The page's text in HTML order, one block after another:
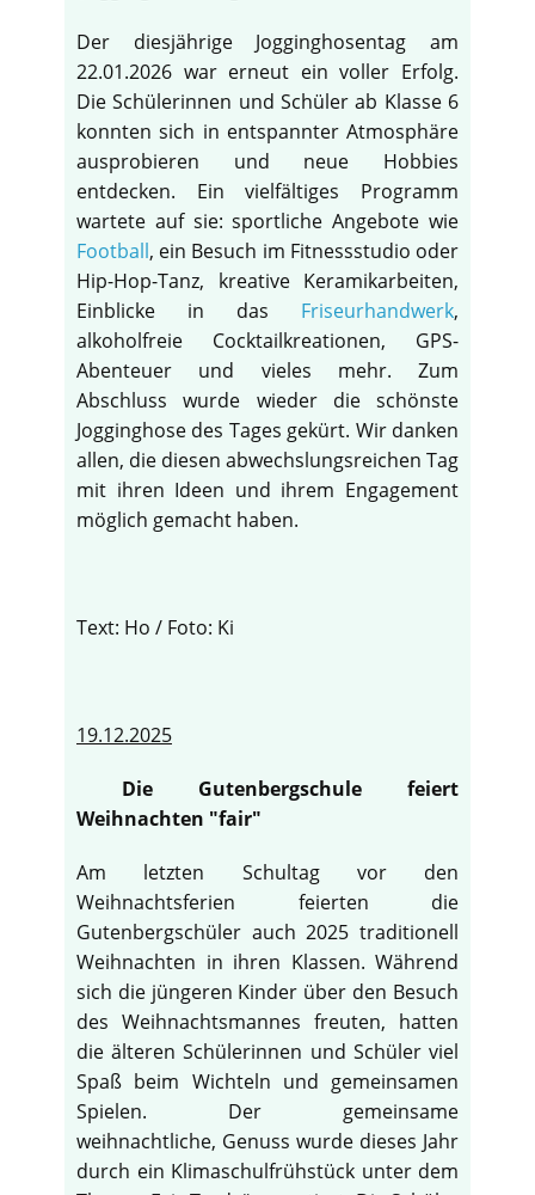
Der diesjährige Jogginghosentag am
22.01.2026 war erneut ein voller Erfolg.
Die Schülerinnen und Schüler ab Klasse 6
konnten sich in entspannter Atmosphäre
ausprobieren und neue Hobbies
entdecken. Ein vielfältiges Programm
wartete auf sie: sportliche Angebote wie
Football, ein Besuch im Fitnessstudio oder
Hip-Hop-Tanz, kreative Keramikarbeiten,
Einblicke in das Friseurhandwerk,
alkoholfreie Cocktailkreationen, GPS-
Abenteuer und vieles mehr. Zum
Abschluss wurde wieder die schönste
Jogginghose des Tages gekürt. Wir danken
allen, die diesen abwechslungsreichen Tag
mit ihren Ideen und ihrem Engagement
möglich gemacht haben.
Text: Ho / Foto: Ki
19.12.2025
Die Gutenbergschule feiert
Weihnachten "fair"
Am letzten Schultag vor den
Weihnachtsferien feierten die
Gutenbergschüler auch 2025 traditionell
Weihnachten in ihren Klassen. Während
sich die jüngeren Kinder über den Besuch
des Weihnachtsmannes freuten, hatten
die älteren Schülerinnen und Schüler viel
Spaß beim Wichteln und gemeinsamen
Spielen. Der gemeinsame
weihnachtliche, Genuss wurde dieses Jahr
durch ein Klimaschulfrühstück unter dem